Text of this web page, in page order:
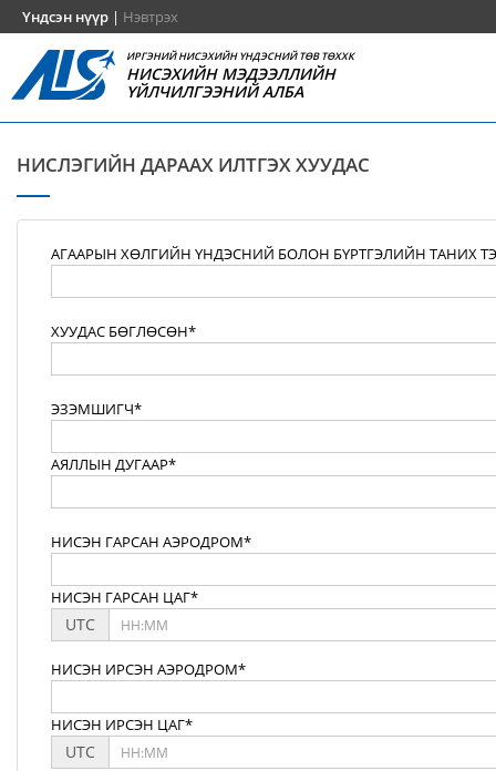
Үндсэн нүүр | Нэвтрэх
ИРГЭНИЙ НИСЭХИЙН ҮНДЭСНИЙ ТӨВ ТӨХХК
НИСЭХИЙН МЭДЭЭЛЛИЙН
ҮЙЛЧИЛГЭЭНИЙ АЛБА
НИСЛЭГИЙН ДАРААХ ИЛТГЭХ ХУУДАС
АГААРЫН ХӨЛГИЙН ҮНДЭСНИЙ БОЛОН БҮРТГЭЛИЙН ТАНИХ
ХУУДАС БӨГЛӨСӨН*
ЭЗЭМШИГЧ*
АЯЛЛЫН ДУГААР*
НИСЭН ГАРСАН АЭРОДРОМ*
НИСЭН ГАРСАН ЦАГ*
UTC
НИСЭН ИРСЭН АЭРОДРОМ*
НИСЭН ИРСЭН ЦАГ*
UTC